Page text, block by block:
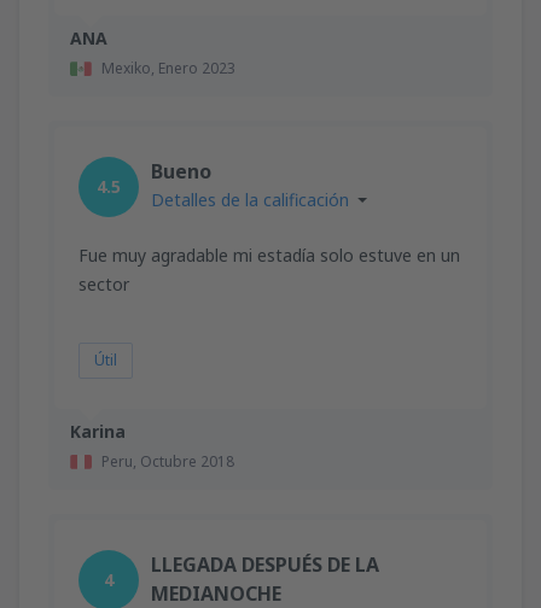
ANA
Mexiko, Enero 2023
Karina
Peru, Octubre 2018
4.5
Bueno
Detalles de la calificación
Fue muy agradable mi estadía solo estuve en un
sector
Útil
4
LLEGADA DESPUÉS DE LA
MEDIANOCHE